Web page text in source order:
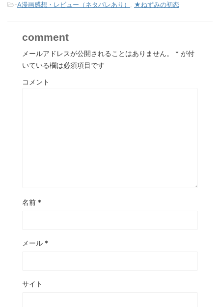
-A漫画感想・レビュー（ネタバレあり） ★ねずみの初恋
comment
メールアドレスが公開されることはありません。 * が付
いている欄は必須項目です
コメント
名前 *
メール *
サイト